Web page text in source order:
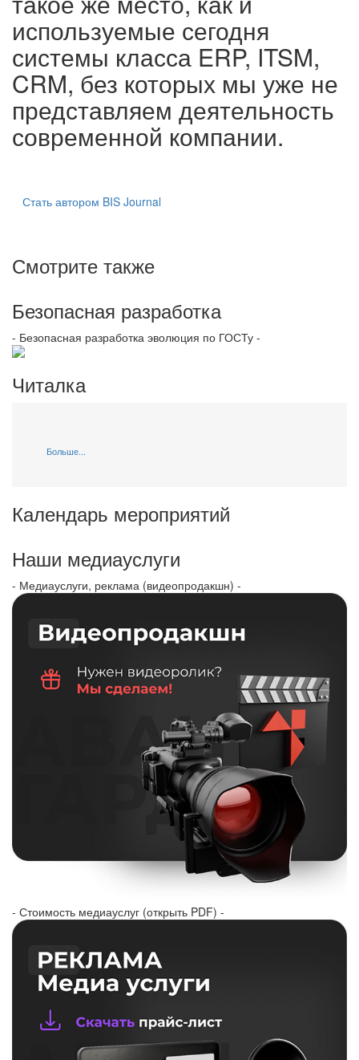
используемые сегодня
системы класса ERP, ITSM,
CRM, без которых мы уже не
представляем деятельность
современной компании.
Стать автором BIS Journal
Смотрите также
Безопасная разработка
- Безопасная разработка эволюция по ГОСТу -
Читалка
Больше...
Календарь мероприятий
Наши медиауслуги
- Медиауслуги, реклама (видеопродакшн) -
- Стоимость медиауслуг (открыть PDF) -